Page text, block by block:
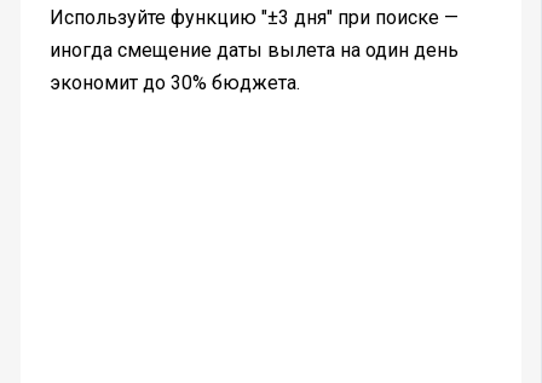
Используйте функцию "±3 дня" при поиске —
иногда смещение даты вылета на один день
экономит до 30% бюджета.